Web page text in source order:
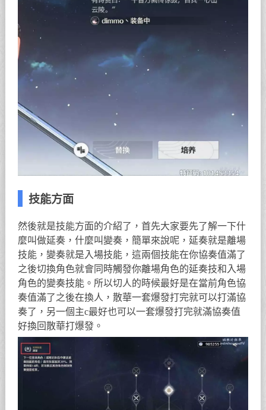
技能方面
然後就是技能方面的介紹了，首先大家要先了解一下什
麼叫做延奏，什麼叫變奏，簡單來說呢，延奏就是離場
技能，變奏就是入場技能，這兩個技能在你協奏值滿了
之後切換角色就會同時觸發你離場角色的延奏技和入場
角色的變奏技能。所以切人的時候最好是在當前角色協
奏值滿了之後在換人，散華一套爆發打完就可以打滿協
奏了，另一個主c最好也可以一套爆發打完就滿協奏值
好換回散華打爆發。